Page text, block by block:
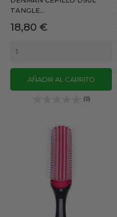
TANGLE...
Precio
18,80 €
AÑADIR AL CARRITO
(0)